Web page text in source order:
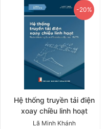
-20%
Hệ thống truyền tải điện
xoay chiều linh hoạt
Lã Minh Khánh